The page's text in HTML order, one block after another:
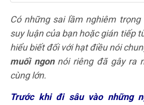
Có những sai lầm nghiêm
suy luận của bạn hoặc gián tiếp
hiểu biết đối với hạt điều nói
muối ngonnói riêng đã gây ra
cùng lớn.
Trước khi đi sâu vào những